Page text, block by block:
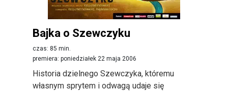
Bajka o Szewczyku
czas: 85 min.
premiera: poniedziałek 22 maja 2006
Historia dzielnego Szewczyka, któremu
własnym sprytem i odwagą udaje się